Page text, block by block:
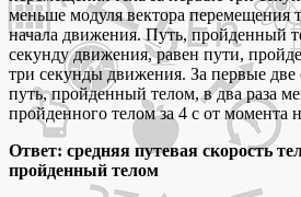
меньше модуля вектора перемещения
начала движения. Путь, пройденный
секунду движения, равен пути,
три секунды движения. За первые
путь, пройденный телом, в два раза
пройденного телом за 4 с от момента
Ответ: средняя путевая скорость
пройденный телом